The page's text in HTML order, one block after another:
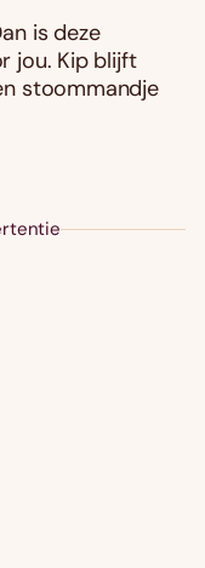
is deze
jou. Kip blijft
stoommandje